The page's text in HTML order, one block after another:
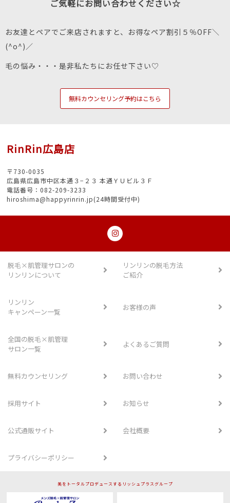
ご気軽にお問い合わせください☆
お友達とペアでご来店されますと、お得なペア割引５％OFF＼
(^o^)／
毛の悩み・・・是非私たちにお任せ下さい♡
無料カウンセリング予約はこちら
RinRin広島店
〒730-0035
広島県広島市中区本通３−２３ 本通ＹＵビル３Ｆ
電話番号：082-209-3233
hiroshima@happyrinrin.jp(24時間受付中)
脱毛×肌管理サロンの
リンリンについて
リンリンの脱毛方法
ご紹介
リンリン
キャンペーン一覧
お客様の声
全国の脱毛×肌管理
サロン一覧
よくあるご質問
無料カウンセリング お問い合わせ
採用サイト お知らせ
公式通販サイト 会社概要
プライバシーポリシー
美をトータルプロデュースするリッシュプラスグループ